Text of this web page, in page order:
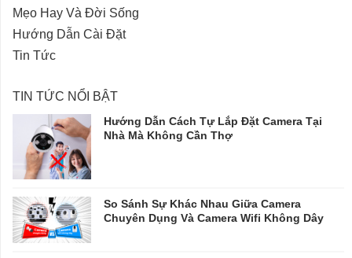
Mẹo Hay Và Đời Sống
Hướng Dẫn Cài Đặt
Tin Tức
TIN TỨC NỔI BẬT
Hướng Dẫn Cách Tự Lắp Đặt Camera Tại
Nhà Mà Không Cần Thợ
So Sánh Sự Khác Nhau Giữa Camera
Chuyên Dụng Và Camera Wifi Không Dây